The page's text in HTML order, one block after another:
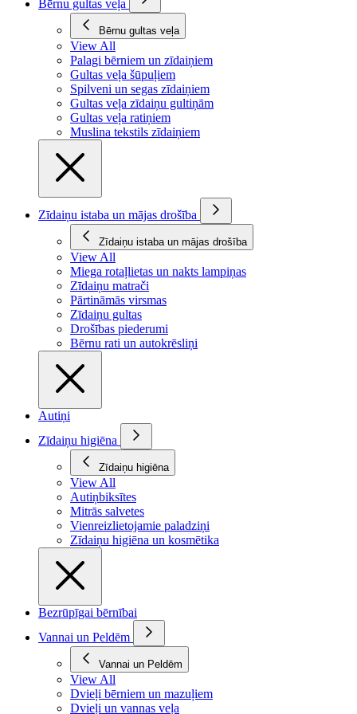
Bērnu gultas veļa
Bērnu gultas veļa
View All
Palagi bērniem un zīdaiņiem
Gultas veļa šūpuļiem
Spilveni un segas zīdaiņiem
Gultas veļa zīdaiņu gultiņām
Gultas veļa ratiņiem
Muslina tekstils zīdaiņiem
Zīdaiņu istaba un mājas drošība
Zīdaiņu istaba un mājas drošība
View All
Miega rotaļlietas un nakts lampiņas
Zīdaiņu matrači
Pārtināmās virsmas
Zīdaiņu gultas
Drošības piederumi
Bērnu rati un autokrēsliņi
Autiņi
Zīdaiņu higiēna
Zīdaiņu higiēna
View All
Autiņbiksītes
Mitrās salvetes
Vienreizlietojamie paladziņi
Zīdaiņu higiēna un kosmētika
Bezrūpīgai bērnībai
Vannai un Peldēm
Vannai un Peldēm
View All
Dvieļi bērniem un mazuļiem
Dvieļi un vannas veļa